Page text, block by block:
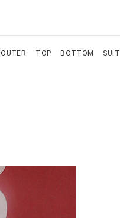
OUTER TOP BOTTOM SUIT